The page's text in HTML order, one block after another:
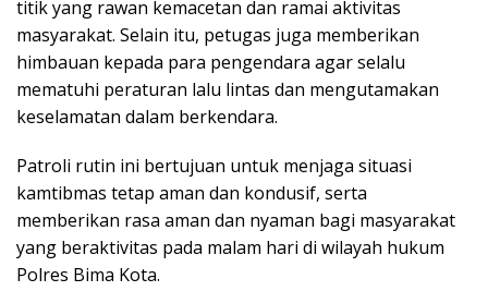
titik yang rawan kemacetan dan ramai aktivitas
masyarakat. Selain itu, petugas juga memberikan
himbauan kepada para pengendara agar selalu
mematuhi peraturan lalu lintas dan mengutamakan
keselamatan dalam berkendara.
Patroli rutin ini bertujuan untuk menjaga situasi
kamtibmas tetap aman dan kondusif, serta
memberikan rasa aman dan nyaman bagi masyarakat
yang beraktivitas pada malam hari di wilayah hukum
Polres Bima Kota.